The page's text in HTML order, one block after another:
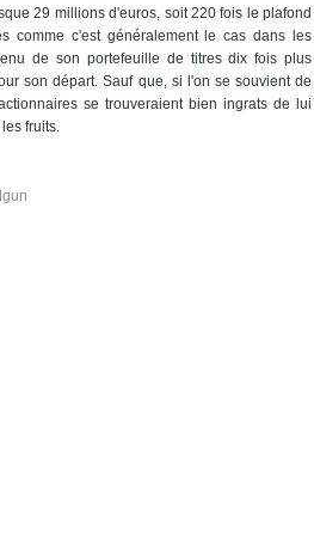
29 millions d'euros, soit 220 fois le plafond
comme c'est généralement le cas dans les
de son portefeuille de titres dix fois plus
son départ. Sauf que, si l'on se souvient de
se trouveraient bien ingrats de lui
fruits.